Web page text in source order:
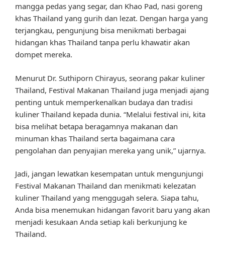
mangga pedas yang segar, dan Khao Pad, nasi goreng
khas Thailand yang gurih dan lezat. Dengan harga yang
terjangkau, pengunjung bisa menikmati berbagai
hidangan khas Thailand tanpa perlu khawatir akan
dompet mereka.
Menurut Dr. Suthiporn Chirayus, seorang pakar kuliner
Thailand, Festival Makanan Thailand juga menjadi ajang
penting untuk memperkenalkan budaya dan tradisi
kuliner Thailand kepada dunia. “Melalui festival ini, kita
bisa melihat betapa beragamnya makanan dan
minuman khas Thailand serta bagaimana cara
pengolahan dan penyajian mereka yang unik,” ujarnya.
Jadi, jangan lewatkan kesempatan untuk mengunjungi
Festival Makanan Thailand dan menikmati kelezatan
kuliner Thailand yang menggugah selera. Siapa tahu,
Anda bisa menemukan hidangan favorit baru yang akan
menjadi kesukaan Anda setiap kali berkunjung ke
Thailand.